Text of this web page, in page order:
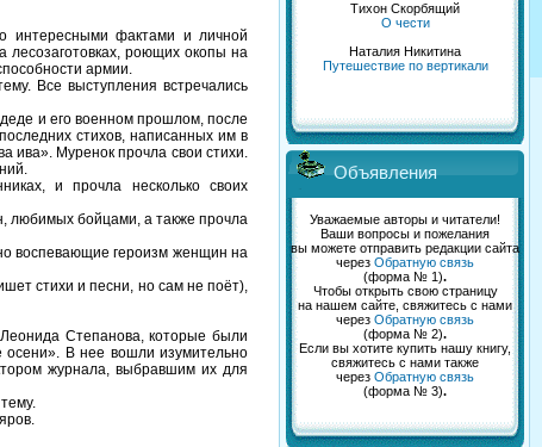
интересными фактами и личной
лесозаготовках, роющих окопы на
армии.
Все выступления встречались
и его военном прошлом, после
стихов, написанных им в
ива». Муренок прочла свои стихи.
и прочла несколько своих
любимых бойцами, а также прочла
воспевающие героизм женщин на
стихи и песни, но сам не поёт),
Степанова, которые были
осени». В нее вошли изумительно
журнала, выбравшим их для
Тихон Скорбящий
О чести
Наталия Никитина
Путешествие по вертикали
Объявления
Уважаемые авторы и читатели!
Ваши вопросы и пожелания
вы можете отправить редакции сайта
через Обратную связь
(форма № 1).
Чтобы открыть свою страницу
на нашем сайте, свяжитесь с нами
через Обратную связь
(форма № 2).
Если вы хотите купить нашу книгу,
свяжитесь с нами также
через Обратную связь
(форма № 3).